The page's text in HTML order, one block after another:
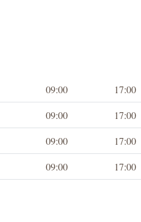
09:00
17:00
09:00
17:00
09:00
17:00
09:00 17:00